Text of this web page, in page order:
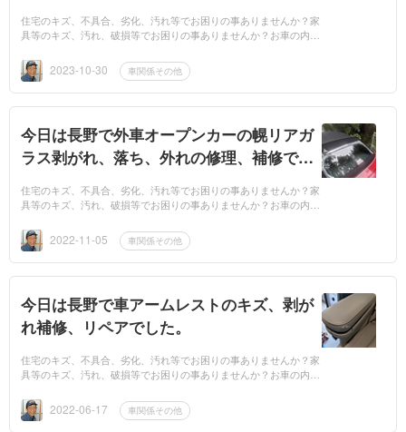
住宅のキズ、不具合、劣化、汚れ等でお困りの事ありませんか？家
具等のキズ、汚れ、破損等でお困りの事ありませんか？お車の内装
したら、業者...
2023-10-30 車関係その他
今日は長野で外車オープンカーの幌リアガ
ラス剥がれ、落ち、外れの修理、補修でし
住宅のキズ、不具合、劣化、汚れ等でお困りの事ありませんか？家
具等のキズ、汚れ、破損等でお困りの事ありませんか？お車の内装
したら、業者...
2022-11-05 車関係その他
今日は長野で車アームレストのキズ、剥が
れ補修、リペアでした。
住宅のキズ、不具合、劣化、汚れ等でお困りの事ありませんか？家
具等のキズ、汚れ、破損等でお困りの事ありませんか？お車の内装
したら、業者...
2022-06-17 車関係その他